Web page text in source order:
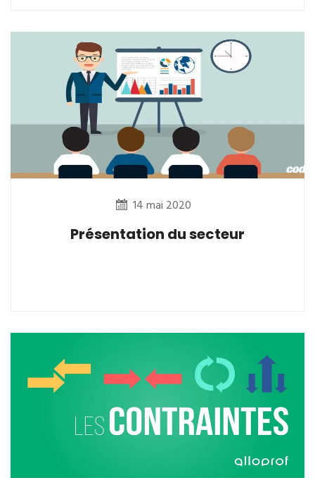
14 mai 2020
Présentation du secteur